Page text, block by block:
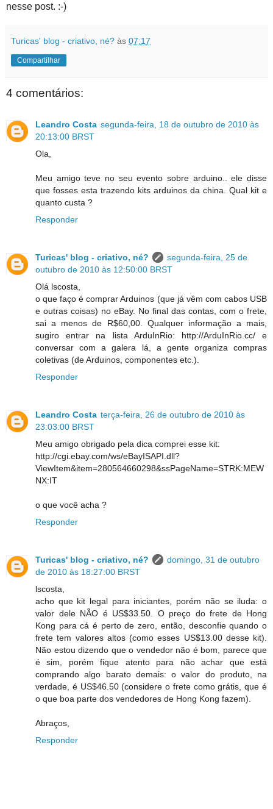
nesse post. :-)
Turicas' blog - criativo, né? às 07:17
Compartilhar
4 comentários:
Leandro Costa segunda-feira, 18 de outubro de 2010 às
20:13:00 BRST
Ola,
Meu amigo teve no seu evento sobre arduino.. ele disse
que fosses esta trazendo kits arduinos da china. Qual kit e
quanto custa ?
Responder
Turicas' blog - criativo, né?
segunda-feira, 25 de
outubro de 2010 às 12:50:00 BRST
Olá lscosta,
o que faço é comprar Arduinos (que já vêm com cabos USB
e outras coisas) no eBay. No final das contas, com o frete,
sai a menos de R$60,00. Qualquer informação a mais,
sugiro entrar na lista ArduInRio: http://ArduInRio.cc/ e
conversar com a galera lá, a gente organiza compras
coletivas (de Arduinos, componentes etc.).
Responder
Leandro Costa terça-feira, 26 de outubro de 2010 às
23:03:00 BRST
Meu amigo obrigado pela dica comprei esse kit:
http://cgi.ebay.com/ws/eBayISAPI.dll?
ViewItem&item=280564660298&ssPageName=STRK:MEW
NX:IT
o que você acha ?
Responder
Turicas' blog - criativo, né?
domingo, 31 de outubro
de 2010 às 18:27:00 BRST
lscosta,
acho que kit legal para iniciantes, porém não se iluda: o
valor dele NÃO é US$33.50. O preço do frete de Hong
Kong para cá é perto de zero, então, desconfie quando o
frete tem valores altos (como esses US$13.00 desse kit).
Não estou dizendo que o vendedor não é bom, parece que
é sim, porém fique atento para não achar que está
comprando algo barato demais: o valor do produto, na
verdade, é US$46.50 (considere o frete como grátis, que é
o que boa parte dos vendedores de Hong Kong fazem).
Abraços,
Responder